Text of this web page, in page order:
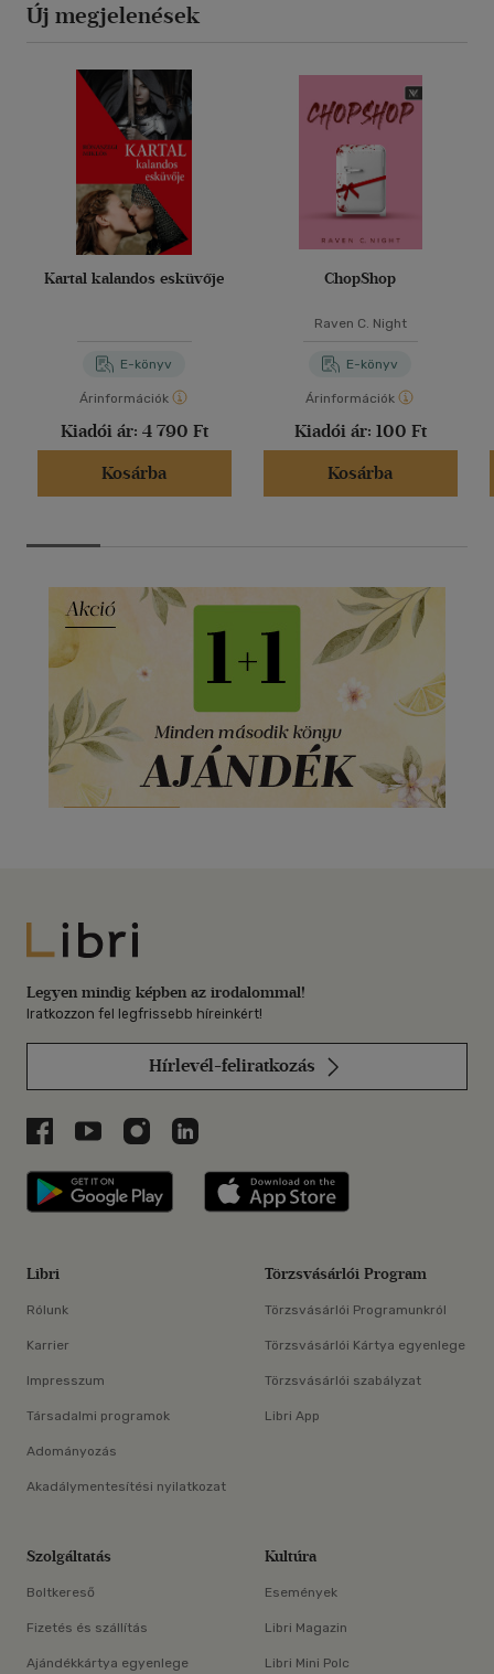
Új megjelenések
Kartal kalandos esküvője
E-könyv
Árinformációk
Kiadói ár: 4 790 Ft
Kosárba
ChopShop
Raven C. Night
E-könyv
Árinformációk
Kiadói ár: 100 Ft
Kosárba
Libri
Legyen mindig képben az irodalommal!
Iratkozzon fel legfrissebb híreinkért!
Hírlevél-feliratkozás
Libri a Facebookon
Libri a Youtube-on
Libri az Instagramon
Libri a LinkedInen
Libri applikáció Szerezd meg: Google
Libri
Rólunk
Karrier
Impresszum
Társadalmi programok
Adományozás
Akadálymentesítési nyilatkozat
Törzsvásárlói Program
Törzsvásárlói Programunkról
Törzsvásárlói Kártya egyenlege
Törzsvásárlói szabályzat
Libri App
Szolgáltatás
Boltkereső
Fizetés és szállítás
Ajándékkártya egyenlege
Kultúra
Események
Libri Magazin
Libri Mini Polc